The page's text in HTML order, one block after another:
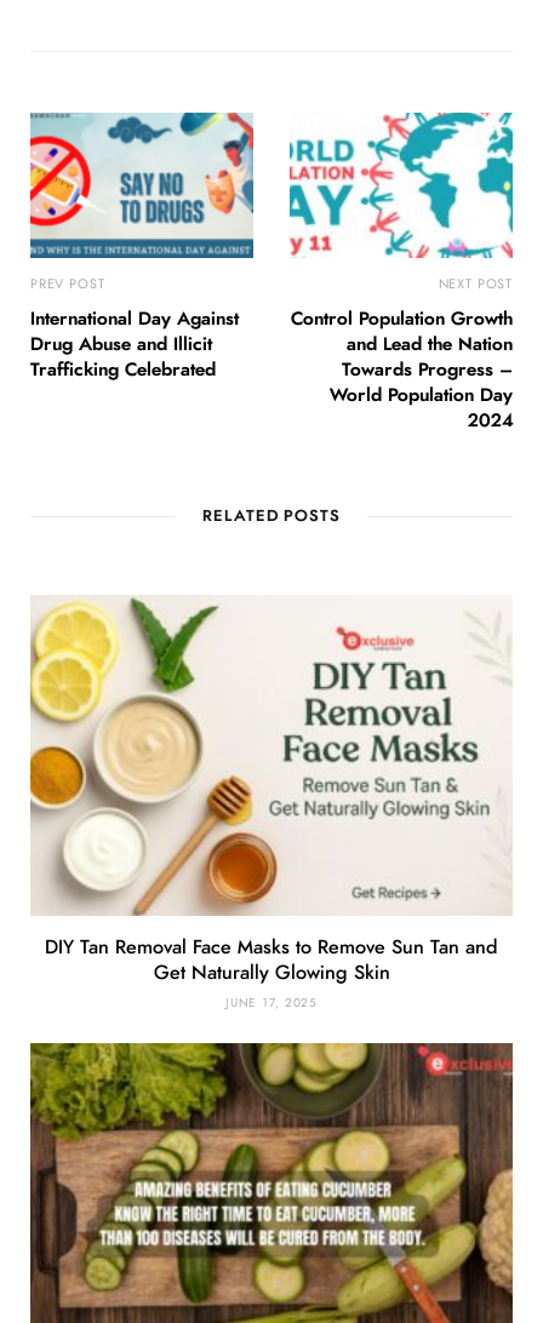
PREV POST
International Day Against
Drug Abuse and Illicit
Trafficking Celebrated
NEXT POST
Control Population Growth
and Lead the Nation
Towards Progress –
World Population Day
2024
RELATED POSTS
DIY Tan Removal Face Masks to Remove Sun Tan and
Get Naturally Glowing Skin
JUNE 17, 2025